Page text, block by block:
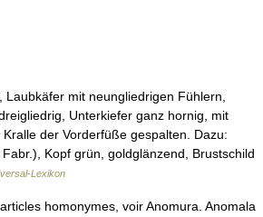
mit neungliedrigen Fühlern,
Unterkiefer ganz hornig, mit
der Vorderfüße gespalten. Dazu:
Kopf grün, goldglänzend, Brustschild
Lexikon
homonymes, voir Anomura. Anomala